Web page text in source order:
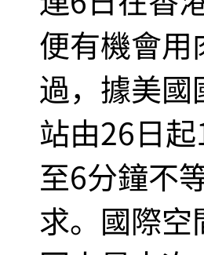
便有機會
過，據美國
站由26日
至6分鐘不
求。國際